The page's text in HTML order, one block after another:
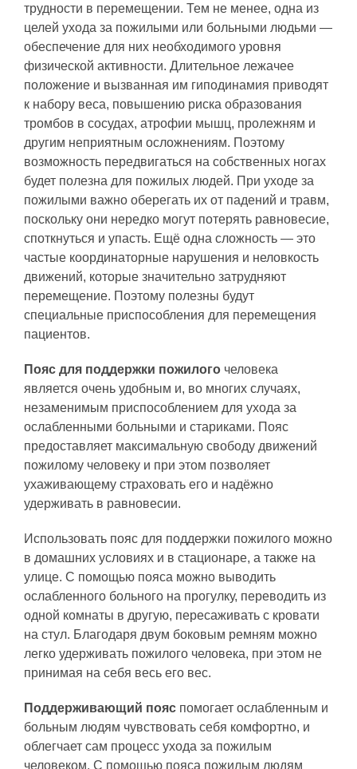
трудности в перемещении. Тем не менее, одна из
целей ухода за пожилыми или больными людьми —
обеспечение для них необходимого уровня
физической активности. Длительное лежачее
положение и вызванная им гиподинамия приводят
к набору веса, повышению риска образования
тромбов в сосудах, атрофии мышц, пролежням и
другим неприятным осложнениям. Поэтому
возможность передвигаться на собственных ногах
будет полезна для пожилых людей. При уходе за
пожилыми важно оберегать их от падений и травм,
поскольку они нередко могут потерять равновесие,
споткнуться и упасть. Ещё одна сложность — это
частые координаторные нарушения и неловкость
движений, которые значительно затрудняют
перемещение. Поэтому полезны будут
специальные приспособления для перемещения
пациентов.
Пояс для поддержки пожилого человека
является очень удобным и, во многих случаях,
незаменимым приспособлением для ухода за
ослабленными больными и стариками. Пояс
предоставляет максимальную свободу движений
пожилому человеку и при этом позволяет
ухаживающему страховать его и надёжно
удерживать в равновесии.
Использовать пояс для поддержки пожилого можно
в домашних условиях и в стационаре, а также на
улице. С помощью пояса можно выводить
ослабленного больного на прогулку, переводить из
одной комнаты в другую, пересаживать с кровати
на стул. Благодаря двум боковым ремням можно
легко удерживать пожилого человека, при этом не
принимая на себя весь его вес.
Поддерживающий пояс помогает ослабленным и
больным людям чувствовать себя комфортно, и
облегчает сам процесс ухода за пожилым
человеком. С помощью пояса пожилым людям